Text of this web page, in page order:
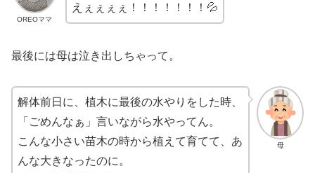
OREOママ
えぇぇぇぇ！！！！！！！💦
最後には母は泣き出しちゃって。
母
解体前日に、植木に最後の水やりをした時、
「ごめんなぁ」言いながら水やってん。
こんな小さい苗木の時から植えて育てて、あ
んな大きなったのに。